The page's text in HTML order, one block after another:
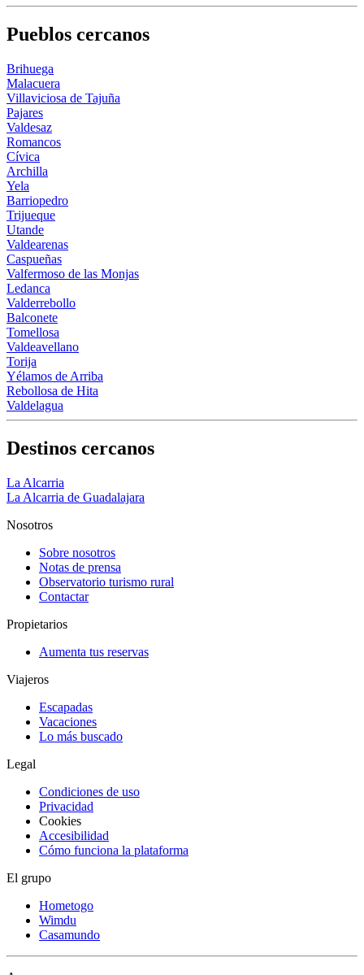
Pueblos cercanos
Brihuega
Malacuera
Villaviciosa de Tajuña
Pajares
Valdesaz
Romancos
Cívica
Archilla
Yela
Barriopedro
Trijueque
Utande
Valdearenas
Caspueñas
Valfermoso de las Monjas
Ledanca
Valderrebollo
Balconete
Tomellosa
Valdeavellano
Torija
Yélamos de Arriba
Rebollosa de Hita
Valdelagua
Destinos cercanos
La Alcarria
La Alcarria de Guadalajara
Nosotros
Sobre nosotros
Notas de prensa
Observatorio turismo rural
Contactar
Propietarios
Aumenta tus reservas
Viajeros
Escapadas
Vacaciones
Lo más buscado
Legal
Condiciones de uso
Privacidad
Cookies
Accesibilidad
Cómo funciona la plataforma
El grupo
Hometogo
Wimdu
Casamundo